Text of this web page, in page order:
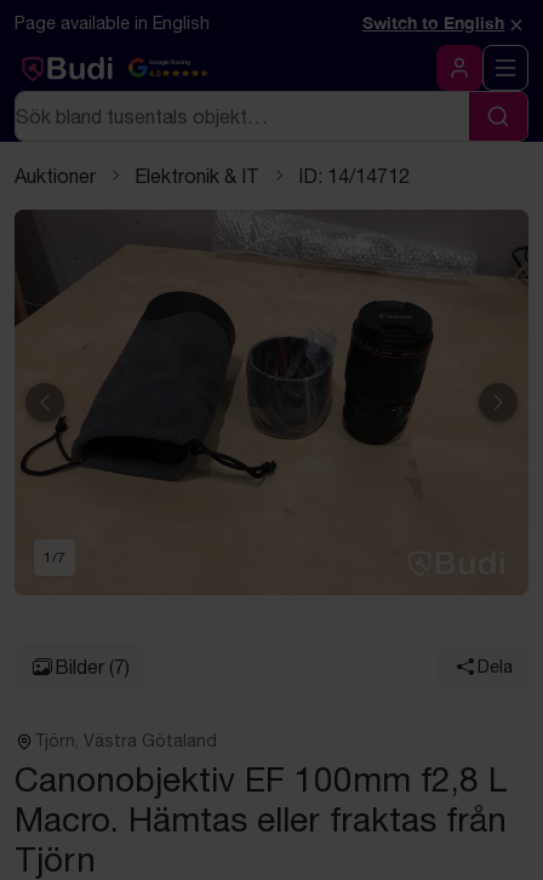
Hoppa till innehåll
Textbaserad (markdown) version av denna sida
Page available in English Switch to English ×
Google Rating
4.5
Logga in
Sök
Sök
Auktioner Elektronik & IT ID: 14/14712
Föregående
1 /7
Bilder (7) Dela
Tjörn, Västra Götaland
Canonobjektiv EF 100mm f2,8 L
Macro. Hämtas eller fraktas från
Tjörn